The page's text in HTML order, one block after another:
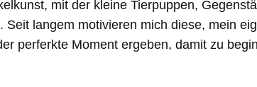
mit der kleine Tierpuppen,
langem motivieren mich diese, mein
perferkte Moment ergeben, damit zu